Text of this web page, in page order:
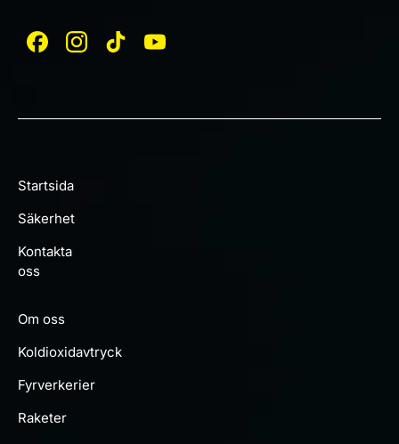
Startsida
Säkerhet
Kontakta
oss
Om oss
Koldioxidavtryck
Fyrverkerier
Raketer